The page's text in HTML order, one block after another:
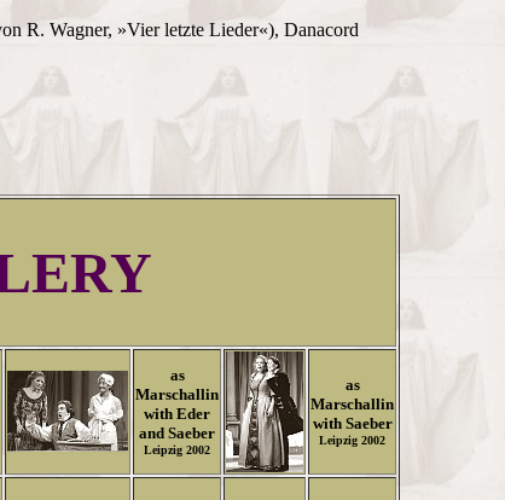
R. Wagner, »Vier letzte Lieder«), Danacord
as
Marschallin
with Eder
and Saeber
Leipzig 2002
as
Marschallin
with Saeber
Leipzig 2002